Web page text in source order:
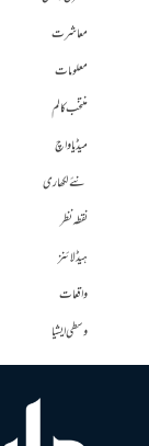
معاشرت
معلومات
منتخب کالم
میڈیا واچ
نئے لکھاری
نقطہ نظر
ہیڈلائنز
واقعات
وسطی ایشیا